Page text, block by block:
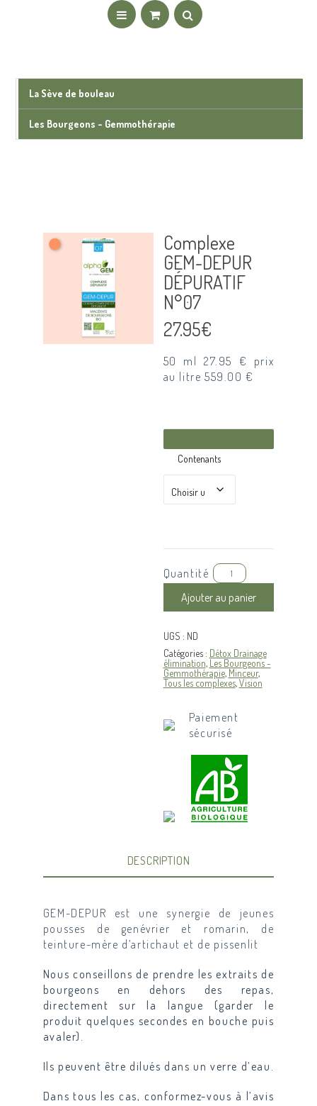
La Sève de bouleau
Les Bourgeons - Gemmothérapie
Complexe
GEM-DEPUR
DÉPURATIF
N°07
27.95€
50 ml 27.95 € prix
au litre 559.00 €
Contenants
Quantité
Ajouter au panier
UGS : ND
Catégories : Détox Drainage
élimination, Les Bourgeons -
Gemmothérapie, Minceur,
Tous les complexes,Vision
Paiement
sécurisé
DESCRIPTION
GEM-DEPUR est une synergie de jeunes
pousses de genévrier et romarin, de
teinture-mère d’artichaut et de pissenlit
Nous conseillons de prendre les extraits de
bourgeons en dehors des repas,
directement sur la langue (garder le
produit quelques secondes en bouche puis
avaler).
Ils peuvent être dilués dans un verre d’eau.
Dans tous les cas, conformez-vous à l’avis